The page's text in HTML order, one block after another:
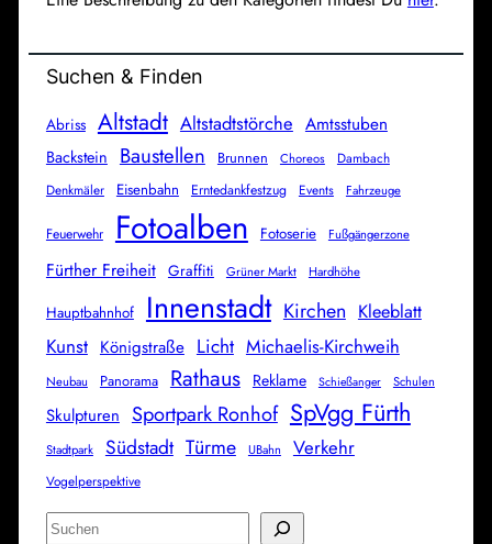
Suchen & Finden
Abriss Altstadt Altstadtstörche Amtsstuben
Backstein Baustellen Brunnen Choreos
Dambach
Denkmäler
Eisenbahn Erntedankfestzug Events Fahrzeuge
Feuerwehr Fotoalben Fotoserie Fußgängerzone
Fürther Freiheit Graffiti Grüner Markt Hardhöhe
Hauptbahnhof Innenstadt Kirchen Kleeblatt
Kunst Königstraße Licht Michaelis-Kirchweih
Neubau Panorama Rathaus Reklame Schießanger Schulen
Skulpturen Sportpark Ronhof SpVgg Fürth
Stadtpark Südstadt Türme UBahn Verkehr
Vogelperspektive
S